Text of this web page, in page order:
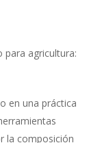
para agricultura:
en una práctica
la composición